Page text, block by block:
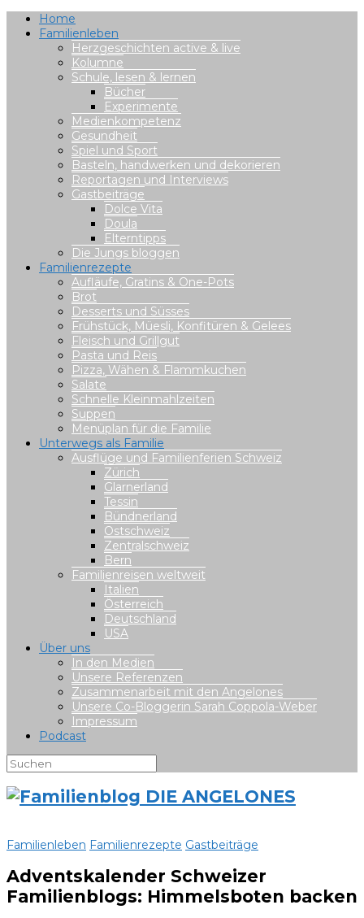
Home
Familienleben
Herzgeschichten active & live
Kolumne
Schule, lesen & lernen
Bücher
Experimente
Medienkompetenz
Gesundheit
Spiel und Sport
Basteln, handwerken und dekorieren
Reportagen und Interviews
Gastbeiträge
Dolce Vita
Doula
Elterntipps
Die Jungs bloggen
Familienrezepte
Aufläufe, Gratins & One-Pots
Brot
Desserts und Süsses
Frühstück, Müesli, Konfitüren & Gelees
Fleisch und Grillgut
Pasta und Reis
Pizza, Wähen & Flammkuchen
Salate
Schnelle Kleinmahlzeiten
Suppen
Menüplan für die Familie
Unterwegs als Familie
Ausflüge und Familienferien Schweiz
Zürich
Glarnerland
Tessin
Bündnerland
Ostschweiz
Zentralschweiz
Bern
Familienreisen weltweit
Italien
Österreich
Deutschland
USA
Über uns
In den Medien
Unsere Referenzen
Zusammenarbeit mit den Angelones
Unsere Co-Bloggerin Sarah Coppola-Weber
Impressum
Podcast
Familienleben Familienrezepte Gastbeiträge
Adventskalender Schweizer
Familienblogs: Himmelsboten backen